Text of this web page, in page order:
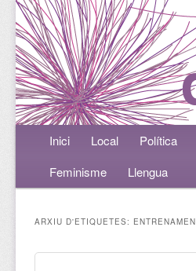
Menú principalAneu al contingut principal
Aneu al contingut
Inici Local Política
Feminisme
Llengua
ARXIU D'ETIQUETES: